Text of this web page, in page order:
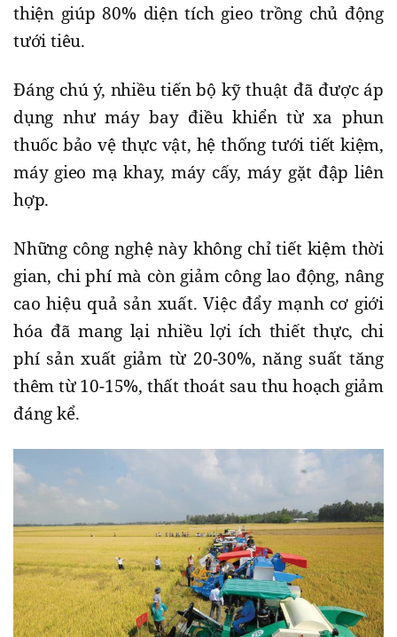
thiện giúp 80% diện tích gieo trồng chủ động
tưới tiêu.
Đáng chú ý, nhiều tiến bộ kỹ thuật đã được áp
dụng như máy bay điều khiển từ xa phun
thuốc bảo vệ thực vật, hệ thống tưới tiết kiệm,
máy gieo mạ khay, máy cấy, máy gặt đập liên
hợp.
Những công nghệ này không chỉ tiết kiệm thời
gian, chi phí mà còn giảm công lao động, nâng
cao hiệu quả sản xuất. Việc đẩy mạnh cơ giới
hóa đã mang lại nhiều lợi ích thiết thực, chi
phí sản xuất giảm từ 20-30%, năng suất tăng
thêm từ 10-15%, thất thoát sau thu hoạch giảm
đáng kể.